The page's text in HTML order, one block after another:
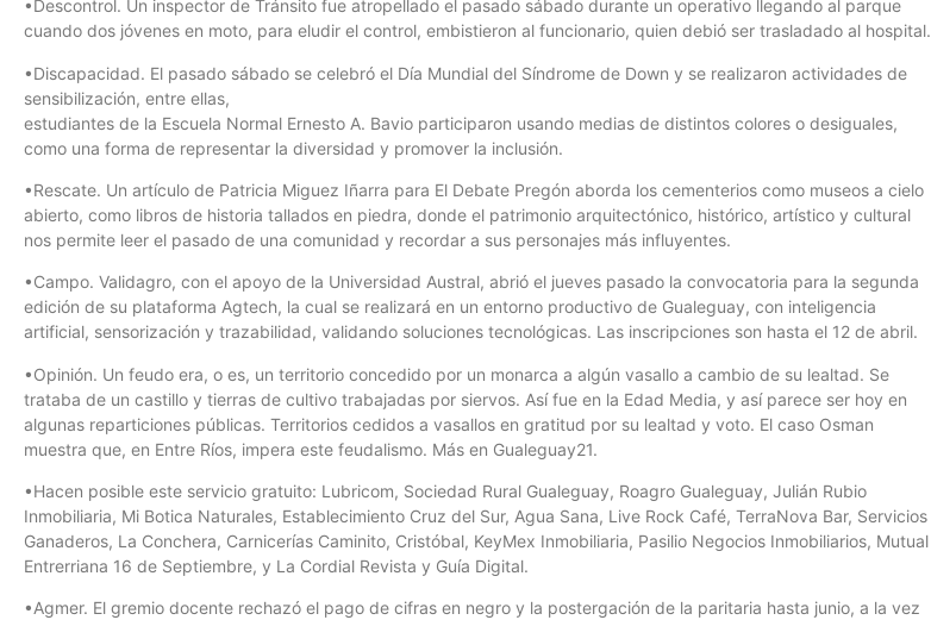
•Descontrol. Un inspector de Tránsito fue atropellado el pasado sábado durante un operativo llegando al parque
cuando dos jóvenes en moto, para eludir el control, embistieron al funcionario, quien debió ser trasladado al hospital.
•Discapacidad. El pasado sábado se celebró el Día Mundial del Síndrome de Down y se realizaron actividades de
sensibilización, entre ellas,
estudiantes de la Escuela Normal Ernesto A. Bavio participaron usando medias de distintos colores o desiguales,
como una forma de representar la diversidad y promover la inclusión.
•Rescate. Un artículo de Patricia Miguez Iñarra para El Debate Pregón aborda los cementerios como museos a cielo
abierto, como libros de historia tallados en piedra, donde el patrimonio arquitectónico, histórico, artístico y cultural
nos permite leer el pasado de una comunidad y recordar a sus personajes más influyentes.
•Campo. Validagro, con el apoyo de la Universidad Austral, abrió el jueves pasado la convocatoria para la segunda
edición de su plataforma Agtech, la cual se realizará en un entorno productivo de Gualeguay, con inteligencia
artificial, sensorización y trazabilidad, validando soluciones tecnológicas. Las inscripciones son hasta el 12 de abril.
•Opinión. Un feudo era, o es, un territorio concedido por un monarca a algún vasallo a cambio de su lealtad. Se
trataba de un castillo y tierras de cultivo trabajadas por siervos. Así fue en la Edad Media, y así parece ser hoy en
algunas reparticiones públicas. Territorios cedidos a vasallos en gratitud por su lealtad y voto. El caso Osman
muestra que, en Entre Ríos, impera este feudalismo. Más en Gualeguay21.
•Hacen posible este servicio gratuito: Lubricom, Sociedad Rural Gualeguay, Roagro Gualeguay, Julián Rubio
Inmobiliaria, Mi Botica Naturales, Establecimiento Cruz del Sur, Agua Sana, Live Rock Café, TerraNova Bar, Servicios
Ganaderos, La Conchera, Carnicerías Caminito, Cristóbal, KeyMex Inmobiliaria, Pasilio Negocios Inmobiliarios, Mutual
Entrerriana 16 de Septiembre, y La Cordial Revista y Guía Digital.
•Agmer. El gremio docente rechazó el pago de cifras en negro y la postergación de la paritaria hasta junio, a la vez